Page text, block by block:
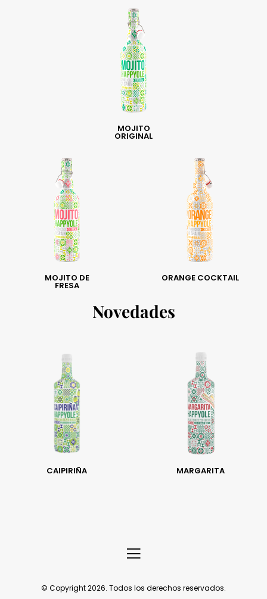
MOJITO
ORIGINAL
MOJITO DE
FRESA
ORANGE COCKTAIL
Novedades
CAIPIRIÑA MARGARITA
© Copyright 2026. Todos los derechos reservados.